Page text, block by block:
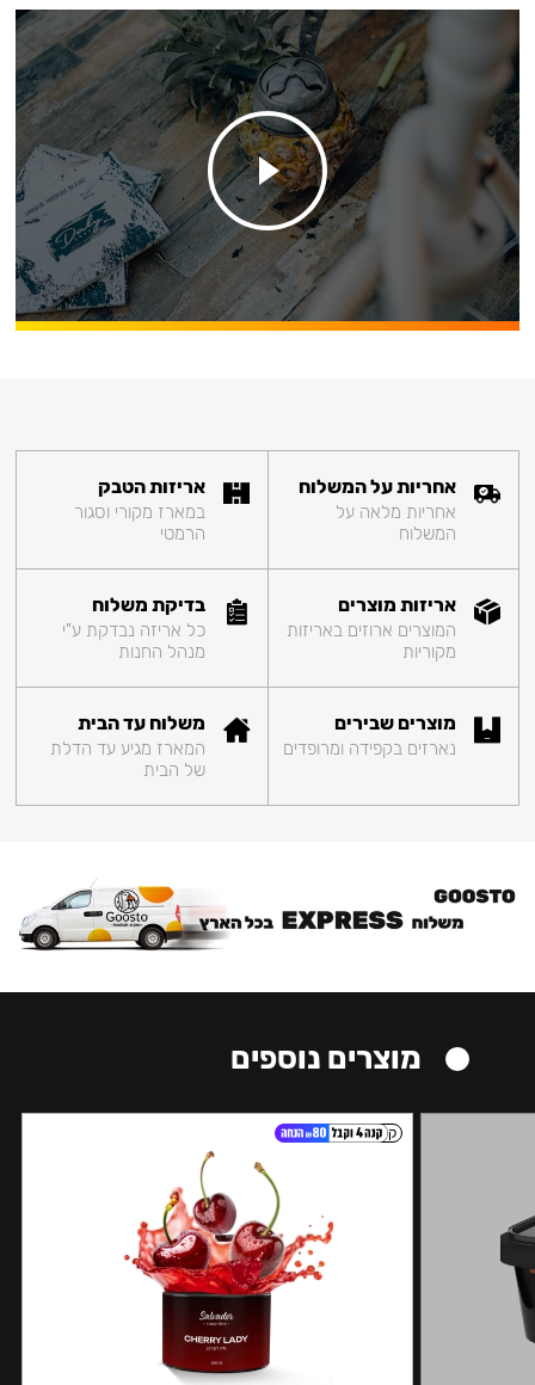
אחריות על המשלוח
אחריות מלאה על
המשלוח
אריזות הטבק
במארז מקורי וסגור
הרמטי
אריזות מוצרים
המוצרים ארוזים באריזות
מקוריות
בדיקת משלוח
כל אריזה נבדקת ע"י
מנהל החנות
מוצרים שבירים
נארזים בקפידה ומרופדים
משלוח עד הבית
המארז מגיע עד הדלת
של הבית
מוצרים נוספים
קל